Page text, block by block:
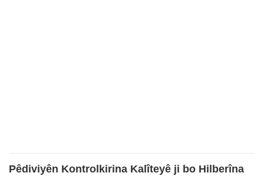
Pêdiviyên Kontrolkirina Kalîteyê ji bo Hilberîna